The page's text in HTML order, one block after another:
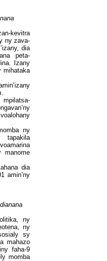
kevitra
ny zava-
dia
peta-
Izany
mihataka
ny
tapakila
manome
dia
amin’ny
ny
ny
sy
mahazo
faha-9
momba